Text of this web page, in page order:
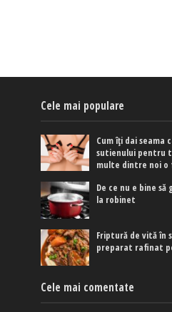
Cele mai populare
Cum îți dai seama
sutienului pentru
multe dintre noi o
De ce nu e bine
la robinet
Friptură de vită în
preparat rafinat
Cele mai comentate